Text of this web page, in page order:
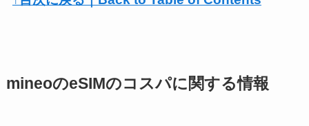
mineoのeSIMのコスパに関する情報